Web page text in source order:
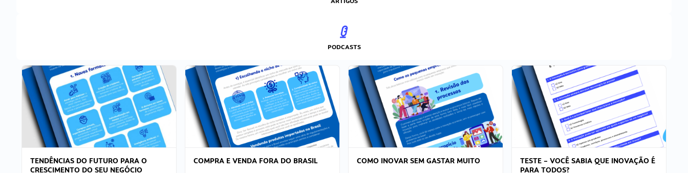
PODCASTS
TENDÊNCIAS DO FUTURO PARA O
CRESCIMENTO DO SEU NEGÓCIO
COMPRA E VENDA FORA DO BRASIL COMO INOVAR SEM GASTAR MUITO
TESTE – VOCÊ SABIA QUE INOVAÇÃO É
PARA TODOS?